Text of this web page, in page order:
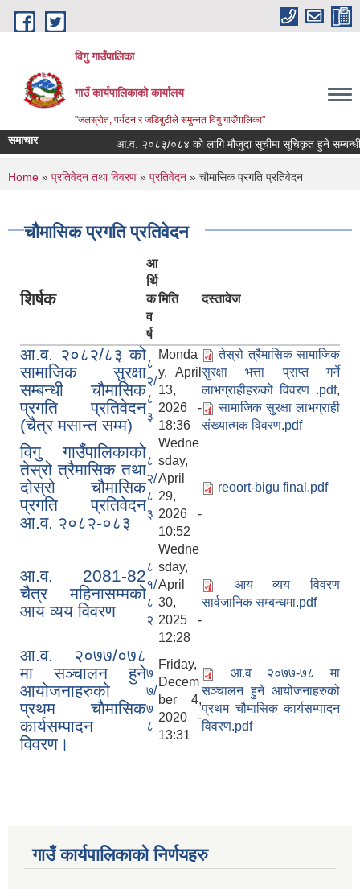
Skip to main content
विगु गाउँपालिका
गाउँ कार्यपालिकाको कार्यालय
"जलस्रोत, पर्यटन र जडिबुटीले समुन्नत विगु गाउँपालिका"
समाचार आ.व. २०८३/०८४ को लागि मौजुदा सूचीमा सूचिकृत हुने सम्बन्धी
You are here
Home » प्रतिवेदन तथा विवरण » प्रतिवेदन » चौमासिक प्रगति प्रतिवेदन
चौमासिक प्रगति प्रतिवेदन
शिर्षक
आ
र्थि
क
व
र्ष
मिति दस्तावेज
आ.व. २०८२/८३ को
सामाजिक सुरक्षा
सम्बन्धी चौमासिक
प्रगति प्रतिवेदन
(चैत्र मसान्त सम्म)
८
२/
८
३
Monda
y, April
13,
2026 -
18:36
तेस्रो त्रैमासिक सामाजिक
सुरक्षा भत्ता प्राप्त गर्ने
लाभग्राहीहरुको विवरण .pdf,
सामाजिक सुरक्षा लाभग्राही
संख्यात्मक विवरण.pdf
विगु गाउँपालिकाको
तेस्रो त्रैमासिक तथा
दोस्रो चौमासिक
प्रगति प्रतिवेदन
आ.व. २०८२-०८३
८
२/
८
३
Wedne
sday,
April
29,
2026 -
10:52
reoort-bigu final.pdf
आ.व. 2081-82
चैत्र महिनासम्मको
आय व्यय विवरण
८
१/
८
२
Wedne
sday,
April
30,
2025 -
12:28
आय व्यय विवरण
सार्वजानिक सम्बन्धमा.pdf
आ.व. २०७७/०७८
मा सञ्चालन हुने
आयोजनाहरुको
प्रथम चाैमासिक
कार्यसम्पादन
विवरण।
७
७/
७
८
Friday,
Decem
ber 4,
2020 -
13:31
आ.व २०७७-७८ मा
सञ्चालन हुने आयोजनाहरुको
प्रथम चौमासिक कार्यसम्पादन
विवरण.pdf
गाउँ कार्यपालिकाकाे निर्णयहरु